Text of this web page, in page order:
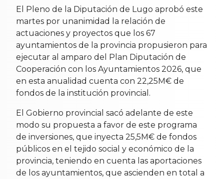
El Pleno de la Diputación de Lugo aprobó este
martes por unanimidad la relación de
actuaciones y proyectos que los 67
ayuntamientos de la provincia propusieron para
ejecutar al amparo del Plan Diputación de
Cooperación con los Ayuntamientos 2026, que
en esta anualidad cuenta con 22,25M€ de
fondos de la institución provincial.
El Gobierno provincial sacó adelante de este
modo su propuesta a favor de este programa
de inversiones, que inyecta 25,5M€ de fondos
públicos en el tejido social y económico de la
provincia, teniendo en cuenta las aportaciones
de los ayuntamientos, que ascienden en total a